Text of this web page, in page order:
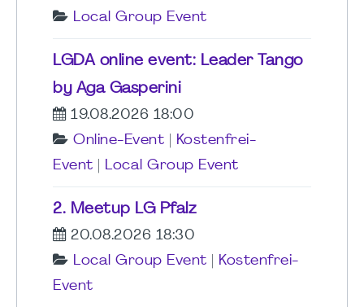
Local Group Event
LGDA online event: Leader Tango
by Aga Gasperini
19.08.2026 18:00
Online-Event
Kostenfrei-
Event
Local Group Event
2. Meetup LG Pfalz
20.08.2026 18:30
Local Group Event
Kostenfrei-
Event